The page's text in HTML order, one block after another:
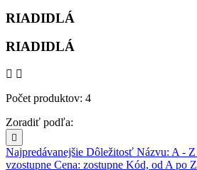
RIADIDLÁ
RIADIDLÁ
Počet produktov: 4
Zoradiť podľa:

Najpredávanejšie Dôležitosť Názvu: A - Z
vzostupne Cena: zostupne Kód, od A po Z